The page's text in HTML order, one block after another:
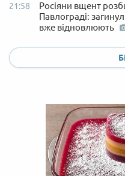
21:58
Росіяни вщент
Павлограді:
вже відновлюють